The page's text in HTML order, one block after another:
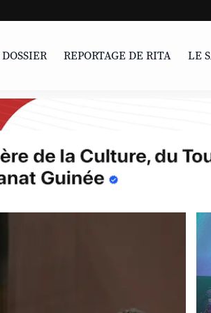
UNESCO |
DOSSIER REPORTAGE DE RITA LE